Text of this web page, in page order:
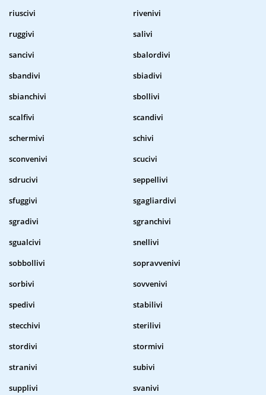
riuscivi
rivenivi
ruggivi
salivi
sancivi
sbalordivi
sbandivi
sbiadivi
sbianchivi
sbollivi
scalfivi
scandivi
schermivi
schivi
sconvenivi
scucivi
sdrucivi
seppellivi
sfuggivi
sgagliardivi
sgradivi
sgranchivi
sgualcivi
snellivi
sobbollivi
sopravvenivi
sorbivi
sovvenivi
spedivi
stabilivi
stecchivi
sterilivi
stordivi
stormivi
stranivi
subivi
supplivi
svanivi